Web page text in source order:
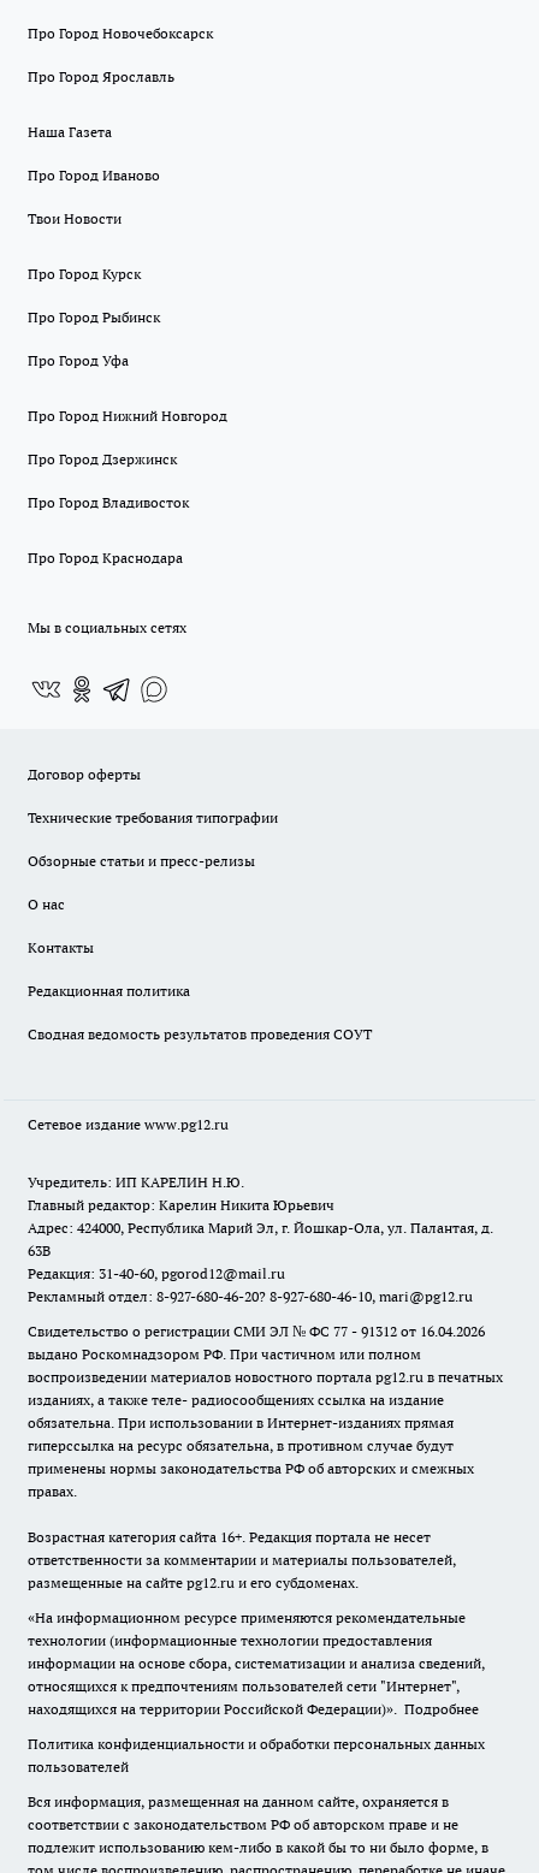
Про Город Новочебоксарск
Про Город Ярославль
Наша Газета
Про Город Иваново
Твои Новости
Про Город Курск
Про Город Рыбинск
Про Город Уфа
Про Город Нижний Новгород
Про Город Дзержинск
Про Город Владивосток
Про Город Краснодара
Мы в социальных сетях
Договор оферты
Технические требования типографии
Обзорные статьи и пресс-релизы
О нас
Контакты
Редакционная политика
Сводная ведомость результатов проведения СОУТ
Сетевое издание www.pg12.ru
Учредитель: ИП КАРЕЛИН Н.Ю.
Главный редактор: Карелин Никита Юрьевич
Адрес: 424000, Республика Марий Эл, г. Йошкар-Ола, ул. Палантая, д.
63В
Редакция: 31-40-60, pgorod12@mail.ru
Рекламный отдел: 8-927-680-46-20? 8-927-680-46-10, mari@pg12.ru
Свидетельство о регистрации СМИ ЭЛ № ФС 77 - 91312 от 16.04.2026
выдано Роскомнадзором РФ. При частичном или полном
воспроизведении материалов новостного портала pg12.ru в печатных
изданиях, а также теле- радиосообщениях ссылка на издание
обязательна. При использовании в Интернет-изданиях прямая
гиперссылка на ресурс обязательна, в противном случае будут
применены нормы законодательства РФ об авторских и смежных
правах.
Возрастная категория сайта 16+. Редакция портала не несет
ответственности за комментарии и материалы пользователей,
размещенные на сайте pg12.ru и его субдоменах.
«На информационном ресурсе применяются рекомендательные
технологии (информационные технологии предоставления
информации на основе сбора, систематизации и анализа сведений,
относящихся к предпочтениям пользователей сети "Интернет",
находящихся на территории Российской Федерации)». Подробнее
Политика конфиденциальности и обработки персональных данных
пользователей
Вся информация, размещенная на данном сайте, охраняется в
соответствии с законодательством РФ об авторском праве и не
подлежит использованию кем-либо в какой бы то ни было форме, в